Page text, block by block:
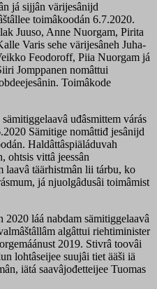
já sijjân värijesânijd
toimâkoodán 6.7.2020.
Juuso, Anne Nuorgam, Pirita
Varis sehe värijesâneh Juha-
Feodoroff, Piia Nuorgam já
Jomppanen nomâttui
Toimâkode
uđâsmittem várás
Sämitige nomâttiđ jesânijd
Haldâttâspiäláduvah
ohtsis vittâ jeessân
laavâ täärhistmân lii tárbu, ko
já njuolgâdusâi toimâmist
láá nabdam sämitiggelaavâ
algâttui riehtiminister
2019. Stivrâ toovâi
lohtâseijee suujâi tiet ääši iä
iätá saavâjođetteijee Tuomas